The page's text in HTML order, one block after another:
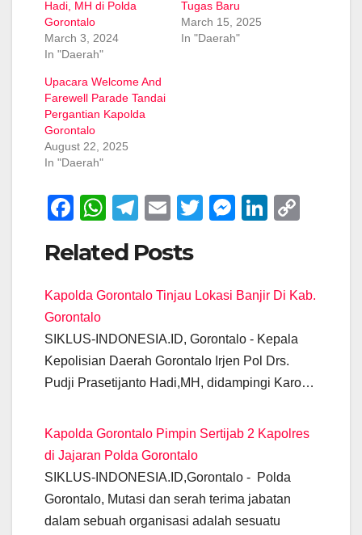
Hadi, MH di Polda
Gorontalo
March 3, 2024
In "Daerah"
Tugas Baru
March 15, 2025
In "Daerah"
Upacara Welcome And
Farewell Parade Tandai
Pergantian Kapolda
Gorontalo
August 22, 2025
In "Daerah"
F
c
e
b
o
o
k
W
at
s
p
p
T
e
gr
m
E
ail
T
er
M
e
g
er
Li
e
n
y
Related Posts
Kapolda Gorontalo Tinjau Lokasi Banjir Di Kab.
Gorontalo
SIKLUS-INDONESIA.ID, Gorontalo - Kepala
Kepolisian Daerah Gorontalo Irjen Pol Drs.
Pudji Prasetijanto Hadi,MH, didampingi Karo…
Kapolda Gorontalo Pimpin Sertijab 2 Kapolres
di Jajaran Polda Gorontalo
SIKLUS-INDONESIA.ID,Gorontalo - Polda
Gorontalo, Mutasi dan serah terima jabatan
dalam sebuah organisasi adalah sesuatu